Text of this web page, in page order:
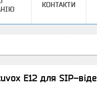
КОНТАКТИ
E12 для